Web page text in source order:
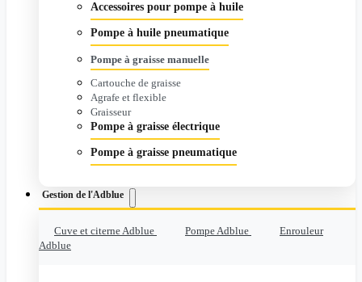
Accessoires pour pompe à huile
Pompe à huile pneumatique
Pompe à graisse manuelle
Cartouche de graisse
Agrafe et flexible
Graisseur
Pompe à graisse électrique
Pompe à graisse pneumatique
Gestion de l'Adblue
Cuve et citerne Adblue Pompe Adblue
Enrouleur
Adblue